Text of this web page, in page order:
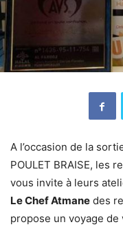
A l’occasion de la
POULET BRAISE, les
vous invite à leurs
Le Chef Atmane des
propose un voyage